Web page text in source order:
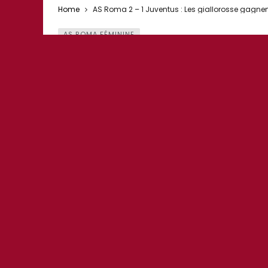
Home AS Roma 2 – 1 Juventus : Les giallorosse
AS ROMA FÉMININE